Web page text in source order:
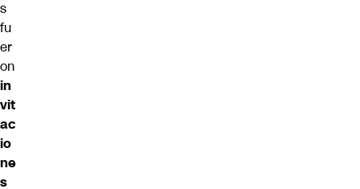
s
fu
er
on
in
vit
ac
io
ne
s